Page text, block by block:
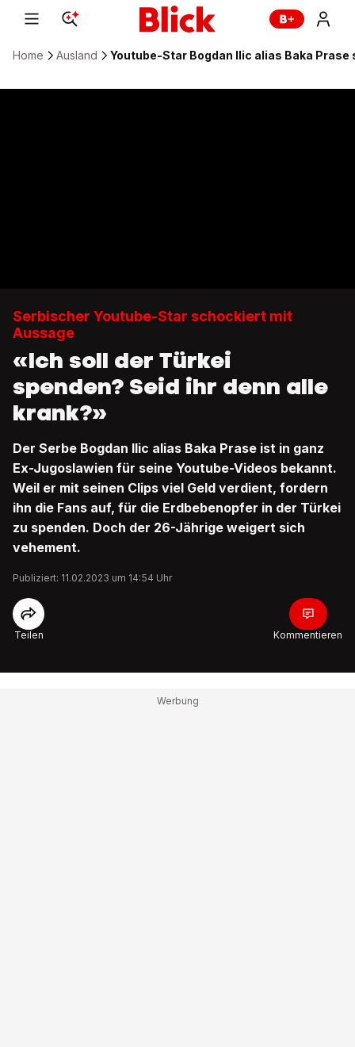
Home Ausland Youtube-Star Bogdan Ilic alias Baka
Serbischer Youtube-Star schockiert mit
Aussage
«Ich soll der Türkei
spenden? Seid ihr denn alle
krank?»
Der Serbe Bogdan Ilic alias Baka Prase ist in ganz
Ex-Jugoslawien für seine Youtube-Videos bekannt.
Weil er mit seinen Clips viel Geld verdient, fordern
ihn die Fans auf, für die Erdbebenopfer in der Türkei
zu spenden. Doch der 26-Jährige weigert sich
vehement.
Publiziert: 11.02.2023 um 14:54 Uhr
Teilen Kommentieren